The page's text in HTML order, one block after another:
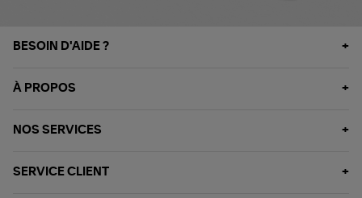
BESOIN D'AIDE ?
À PROPOS
NOS SERVICES
SERVICE CLIENT